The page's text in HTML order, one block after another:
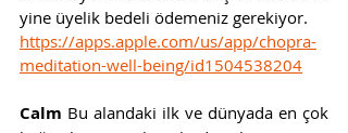
yine üyelik bedeli ödemeniz gerekiyor.
https://apps.apple.com/us/app/chopra-
meditation-well-being/id1504538204
Calm Bu alandaki ilk ve dünyada en çok